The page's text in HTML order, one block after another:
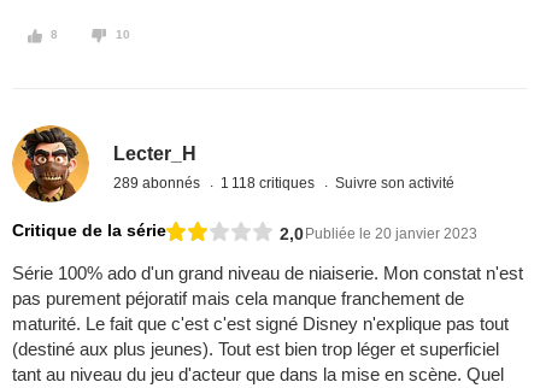
8 10
Lecter_H
289 abonnés 1 118 critiques Suivre son activité
Critique de la série 2,0Publiée le 20 janvier 2023
Série 100% ado d'un grand niveau de niaiserie. Mon constat n'est
pas purement péjoratif mais cela manque franchement de
maturité. Le fait que c'est c'est signé Disney n'explique pas tout
(destiné aux plus jeunes). Tout est bien trop léger et superficiel
tant au niveau du jeu d'acteur que dans la mise en scène. Quel